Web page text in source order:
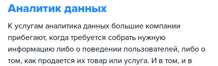
Аналитик данных
К услугам аналитика данных большие компании
прибегают, когда требуется собрать нужную
информацию либо о поведении пользователей, либо о
том, как продается их товар или услуга. И в том, и в